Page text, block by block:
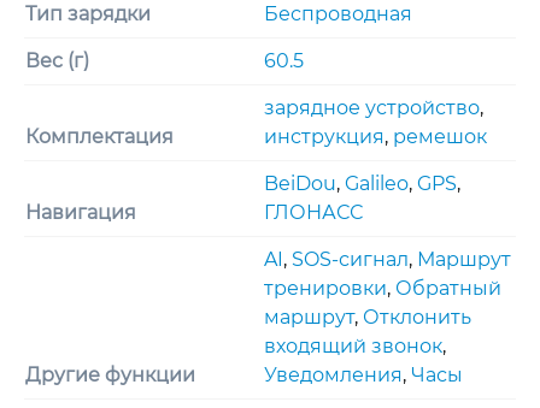
Тип зарядки Беспроводная
Вес (г) 60.5
Комплектация
зарядное устройство,
инструкция, ремешок
Навигация
BeiDou, Galileo, GPS,
ГЛОНАСС
Другие функции
AI, SOS-сигнал, Маршрут
тренировки, Обратный
маршрут, Отклонить
входящий звонок,
Уведомления, Часы